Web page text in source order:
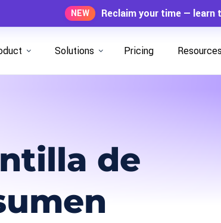
NEW Reclaim your time —
Solutions Pricing Resources
de